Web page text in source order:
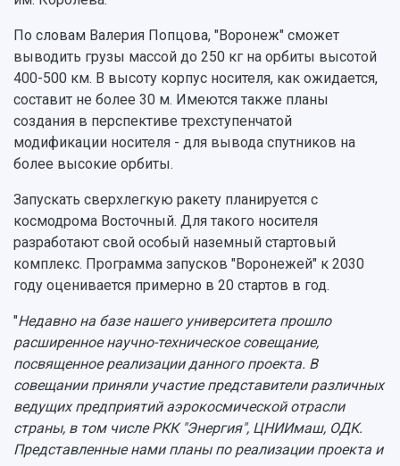
По словам Валерия Попцова, "Воронеж" сможет
выводить грузы массой до 250 кг на орбиты высотой
400-500 км. В высоту корпус носителя, как ожидается,
составит не более 30 м. Имеются также планы
создания в перспективе трехступенчатой
модификации носителя - для вывода спутников на
более высокие орбиты.
Запускать сверхлегкую ракету планируется с
космодрома Восточный. Для такого носителя
разработают свой особый наземный стартовый
комплекс. Программа запусков "Воронежей" к 2030
году оценивается примерно в 20 стартов в год.
"Недавно на базе нашего университета прошло
расширенное научно-техническое совещание,
посвященное реализации данного проекта. В
совещании приняли участие представители различных
ведущих предприятий аэрокосмической отрасли
страны, в том числе РКК "Энергия", ЦНИИмаш, ОДК.
Представленные нами планы по реализации проекта и